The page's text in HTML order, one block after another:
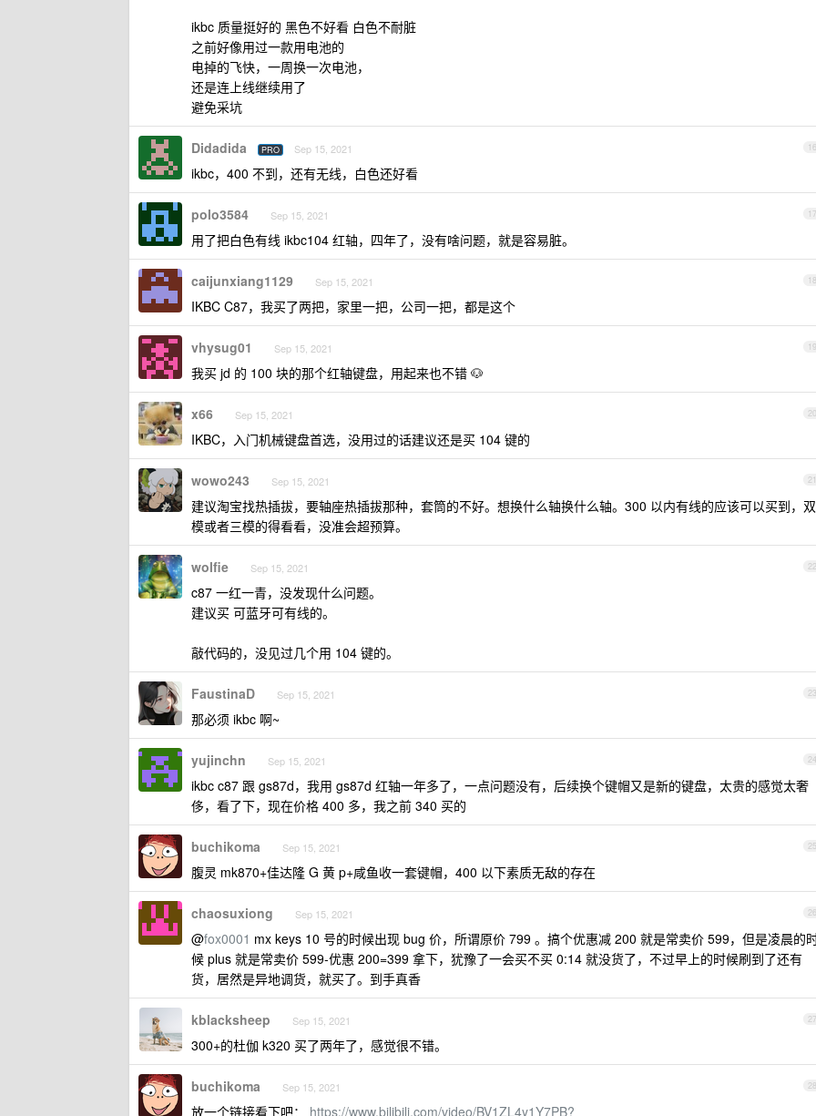
ikbc 质量挺好的 黑色不好看 白色不耐脏
之前好像用过一款用电池的
电掉的飞快，一周换一次电池，
还是连上线继续用了
避免采坑
16
Didadida PRO Sep 15, 2021
ikbc，400 不到，还有无线，白色还好看
17
polo3584 Sep 15, 2021
用了把白色有线 ikbc104 红轴，四年了，没有啥问题，就是容易脏。
18
caijunxiang1129 Sep 15, 2021
IKBC C87，我买了两把，家里一把，公司一把，都是这个
19
vhysug01 Sep 15, 2021
我买 jd 的 100 块的那个红轴键盘，用起来也不错 🐶
20
x66 Sep 15, 2021
IKBC，入门机械键盘首选，没用过的话建议还是买 104 键的
21
wowo243 Sep 15, 2021
建议淘宝找热插拔，要轴座热插拔那种，套筒的不好。想换什么轴换什么轴。300 以内有线的应该可以买到，双
模或者三模的得看看，没准会超预算。
22
wolfie Sep 15, 2021
c87 一红一青，没发现什么问题。
建议买 可蓝牙可有线的。
敲代码的，没见过几个用 104 键的。
23
FaustinaD Sep 15, 2021
那必须 ikbc 啊~
24
yujinchn Sep 15, 2021
ikbc c87 跟 gs87d，我用 gs87d 红轴一年多了，一点问题没有，后续换个键帽又是新的键盘，太贵的感觉太奢
侈，看了下，现在价格 400 多，我之前 340 买的
25
buchikoma Sep 15, 2021
腹灵 mk870+佳达隆 G 黄 p+咸鱼收一套键帽，400 以下素质无敌的存在
26
chaosuxiong Sep 15, 2021
@fox0001 mx keys 10 号的时候出现 bug 价，所谓原价 799 。搞个优惠减 200 就是常卖价 599，但是凌晨的
候 plus 就是常卖价 599-优惠 200=399 拿下，犹豫了一会买不买 0:14 就没货了，不过早上的时候刷到了还有
货，居然是异地调货，就买了。到手真香
27
kblacksheep Sep 15, 2021
300+的杜伽 k320 买了两年了，感觉很不错。
28
buchikoma Sep 15, 2021
放一个链接看下吧： https://www.bilibili.com/video/BV1ZL4y1Y7PB?